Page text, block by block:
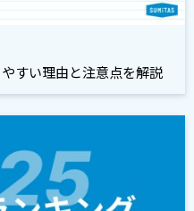
すい理由と注意点を解説